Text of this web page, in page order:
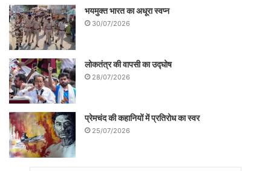
भयमुक्त भारत का अधूरा स्वप्न
30/07/2026
लोकतंत्र की वापसी का उद्घोष
28/07/2026
प्रेमचंद की कहानियों में प्रतिरोध का स्वर
25/07/2026